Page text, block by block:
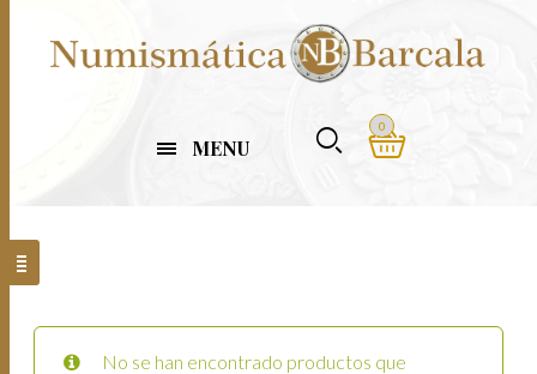
MENU
0
No se han encontrado productos que